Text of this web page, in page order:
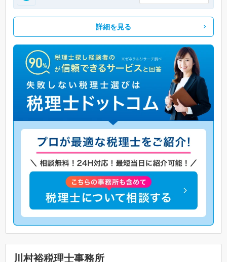
詳細を見る
川村裕税理士事務所